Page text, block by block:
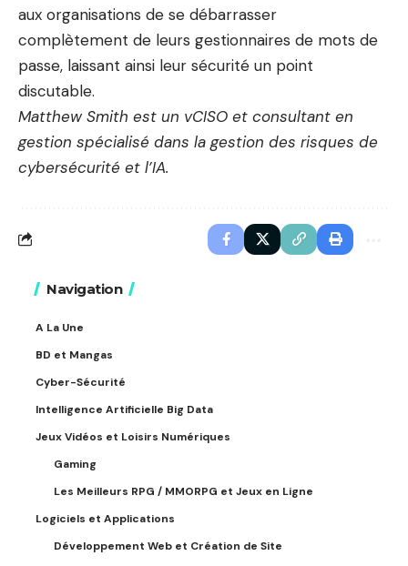
aux organisations de se débarrasser
complètement de leurs gestionnaires de mots de
passe, laissant ainsi leur sécurité un point
discutable.
Matthew Smith est un vCISO et consultant en
gestion spécialisé dans la gestion des risques de
cybersécurité et l’IA.
Navigation
A La Une
BD et Mangas
Cyber-Sécurité
Intelligence Artificielle Big Data
Jeux Vidéos et Loisirs Numériques
Gaming
Les Meilleurs RPG / MMORPG et Jeux en Ligne
Logiciels et Applications
Développement Web et Création de Site